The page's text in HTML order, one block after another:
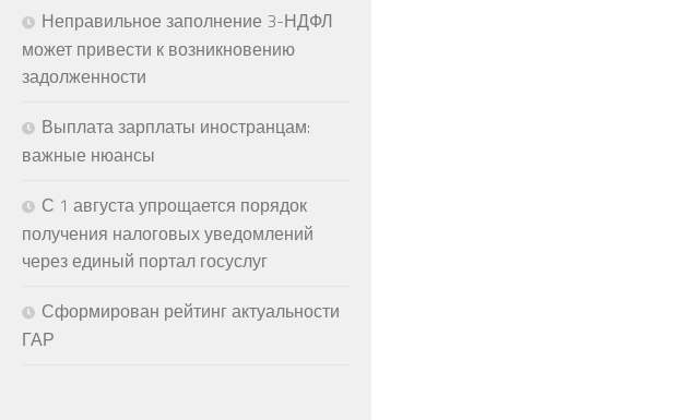
Неправильное заполнение 3-НДФЛ
может привести к возникновению
задолженности
Выплата зарплаты иностранцам:
важные нюансы
С 1 августа упрощается порядок
получения налоговых уведомлений
через единый портал госуслуг
Сформирован рейтинг актуальности
ГАР